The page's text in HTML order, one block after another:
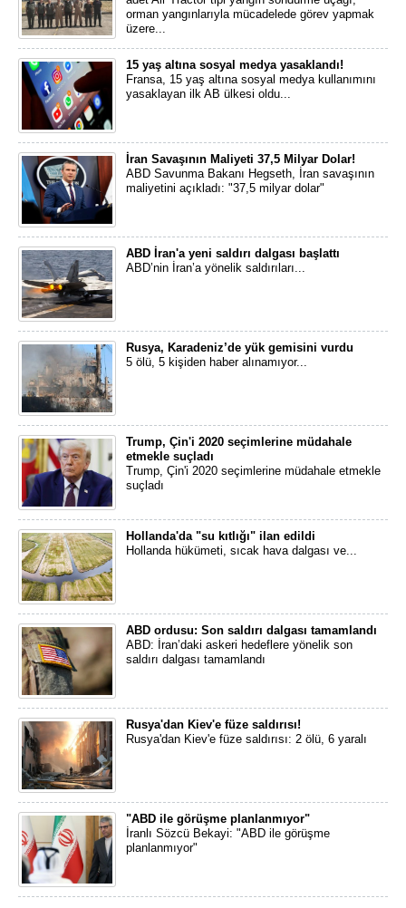
orman yangınlarıyla mücadelede görev yapmak
üzere...
15 yaş altına sosyal medya yasaklandı!
Fransa, 15 yaş altına sosyal medya kullanımını
yasaklayan ilk AB ülkesi oldu...
İran Savaşının Maliyeti 37,5 Milyar Dolar!
ABD Savunma Bakanı Hegseth, İran savaşının
maliyetini açıkladı: "37,5 milyar dolar"
ABD İran'a yeni saldırı dalgası başlattı
ABD’nin İran’a yönelik saldırıları...
Rusya, Karadeniz’de yük gemisini vurdu
5 ölü, 5 kişiden haber alınamıyor...
Trump, Çin'i 2020 seçimlerine müdahale
etmekle suçladı
Trump, Çin'i 2020 seçimlerine müdahale etmekle
suçladı
Hollanda'da "su kıtlığı" ilan edildi
Hollanda hükümeti, sıcak hava dalgası ve...
ABD ordusu: Son saldırı dalgası tamamlandı
ABD: İran’daki askeri hedeflere yönelik son
saldırı dalgası tamamlandı
Rusya'dan Kiev'e füze saldırısı!
Rusya'dan Kiev'e füze saldırısı: 2 ölü, 6 yaralı
"ABD ile görüşme planlanmıyor"
İranlı Sözcü Bekayi: "ABD ile görüşme
planlanmıyor"